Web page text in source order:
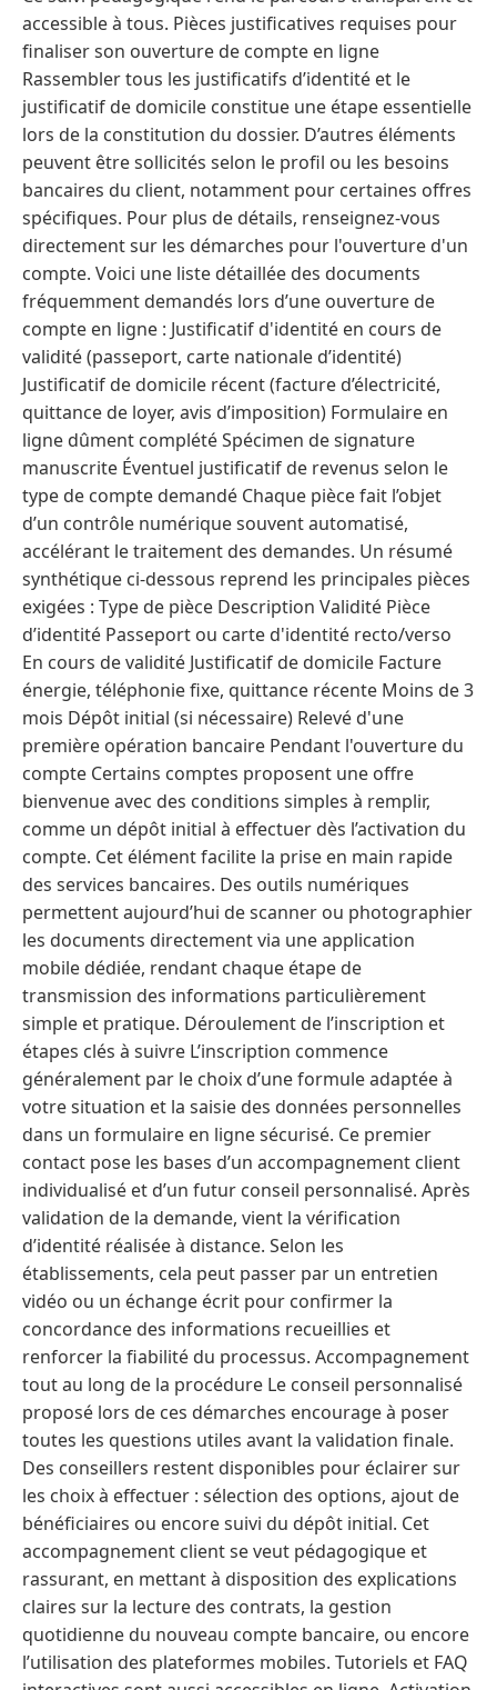
accessible à tous. Pièces justificatives requises pour
finaliser son ouverture de compte en ligne
Rassembler tous les justificatifs d’identité et le
justificatif de domicile constitue une étape essentielle
lors de la constitution du dossier. D’autres éléments
peuvent être sollicités selon le profil ou les besoins
bancaires du client, notamment pour certaines offres
spécifiques. Pour plus de détails, renseignez-vous
directement sur les démarches pour l'ouverture d'un
compte. Voici une liste détaillée des documents
fréquemment demandés lors d’une ouverture de
compte en ligne : Justificatif d'identité en cours de
validité (passeport, carte nationale d’identité)
Justificatif de domicile récent (facture d’électricité,
quittance de loyer, avis d’imposition) Formulaire en
ligne dûment complété Spécimen de signature
manuscrite Éventuel justificatif de revenus selon le
type de compte demandé Chaque pièce fait l’objet
d’un contrôle numérique souvent automatisé,
accélérant le traitement des demandes. Un résumé
synthétique ci-dessous reprend les principales pièces
exigées : Type de pièce Description Validité Pièce
d’identité Passeport ou carte d'identité recto/verso
En cours de validité Justificatif de domicile Facture
énergie, téléphonie fixe, quittance récente Moins de 3
mois Dépôt initial (si nécessaire) Relevé d'une
première opération bancaire Pendant l'ouverture du
compte Certains comptes proposent une offre
bienvenue avec des conditions simples à remplir,
comme un dépôt initial à effectuer dès l’activation du
compte. Cet élément facilite la prise en main rapide
des services bancaires. Des outils numériques
permettent aujourd’hui de scanner ou photographier
les documents directement via une application
mobile dédiée, rendant chaque étape de
transmission des informations particulièrement
simple et pratique. Déroulement de l’inscription et
étapes clés à suivre L’inscription commence
généralement par le choix d’une formule adaptée à
votre situation et la saisie des données personnelles
dans un formulaire en ligne sécurisé. Ce premier
contact pose les bases d’un accompagnement client
individualisé et d’un futur conseil personnalisé. Après
validation de la demande, vient la vérification
d’identité réalisée à distance. Selon les
établissements, cela peut passer par un entretien
vidéo ou un échange écrit pour confirmer la
concordance des informations recueillies et
renforcer la fiabilité du processus. Accompagnement
tout au long de la procédure Le conseil personnalisé
proposé lors de ces démarches encourage à poser
toutes les questions utiles avant la validation finale.
Des conseillers restent disponibles pour éclairer sur
les choix à effectuer : sélection des options, ajout de
bénéficiaires ou encore suivi du dépôt initial. Cet
accompagnement client se veut pédagogique et
rassurant, en mettant à disposition des explications
claires sur la lecture des contrats, la gestion
quotidienne du nouveau compte bancaire, ou encore
l’utilisation des plateformes mobiles. Tutoriels et FAQ